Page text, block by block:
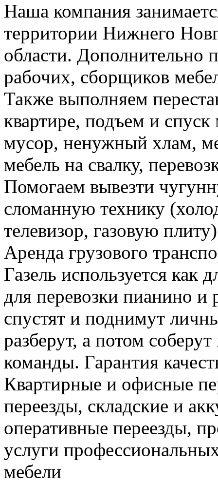
Наша компания
территории Нижнего
области. Дополнительно
рабочих, сборщиков
Также выполняем
квартире, подъем и
мусор, ненужный хлам,
мебель на свалку,
Помогаем вывезти
сломанную технику
телевизор, газовую плиту)
Аренда грузового
Газель используется как
для перевозки пианино и
спустят и поднимут
разберут, а потом
команды. Гарантия
Квартирные и офисные
переезды, складские и
оперативные переезды,
услуги
мебели